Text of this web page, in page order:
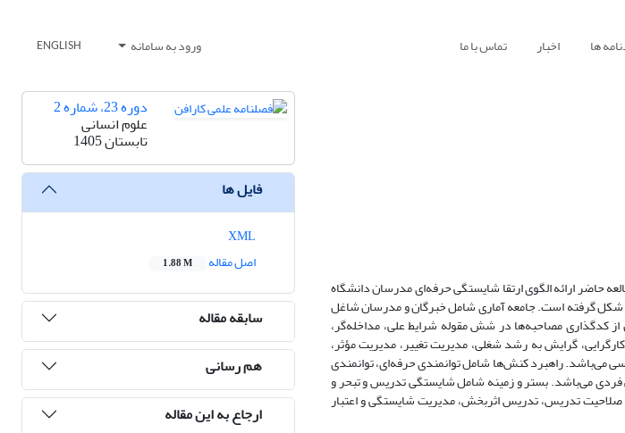
ها اخبار تماس با ما ورود به سامانه ENGLISH
حاضر ارائه الگوی ارتقا شایستگی حرفه‌ای مدرسان دانشگاه
شکل گرفته است. جامعه آماری شامل خبرگان و مدرسان شاغل
خبره انتخاب شدند. نتایج حاصل از کدگذاری مصاحبه‌ها در شش مقوله شرایط علی، مداخله‌گر،
گرایش به رشد شغلی، مدیریت تغییر، مدیریت مؤثر،
می‌باشد. راهبرد کنش‌ها شامل توانمندی حرفه‌ای، توانمندی
می‌باشد. بستر و زمینه شامل شایستگی تدریس و تبحر و
تدریس، تدریس اثربخش، مدیریت شایستگی و اعتبار
دوره 23، شماره 2
علوم انسانی
تابستان 1405
فایل ها
اصل مقاله
1.88 M
سابقه مقاله
هم رسانی
ارجاع به این مقاله